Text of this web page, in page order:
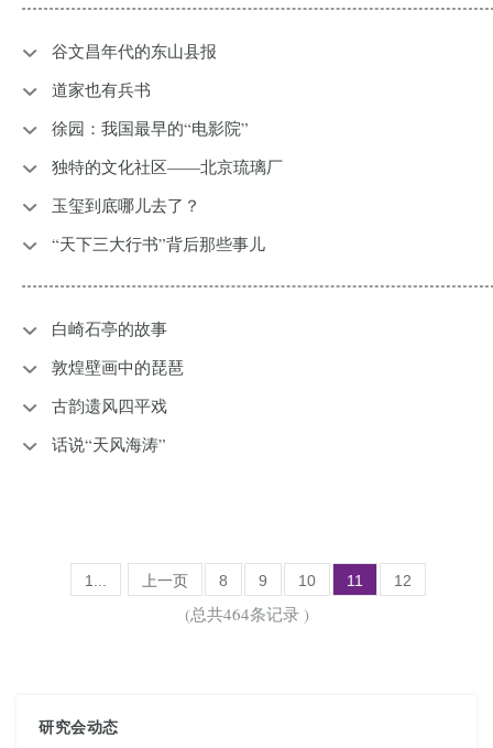
谷文昌年代的东山县报
道家也有兵书
徐园：我国最早的“电影院”
独特的文化社区——北京琉璃厂
​玉玺到底哪儿去了？
“天下三大行书”背后那些事儿
白崎石亭的故事
敦煌壁画中的琵琶
古韵遗风四平戏
​话说“天风海涛”
1... 上一页 8 9 10 11 12
(总共464条记录 )
研究会动态